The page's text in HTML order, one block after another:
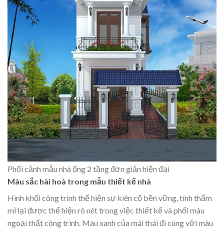
Phối cảnh mẫu nhà ống 2 tầng đơn giản hiện đại
Màu sắc hài hoà trong mẫu thiết kế nhà
Hình khối công trình thể hiện sự kiên cố bền vững, tính thẩm
mĩ lại được thể hiện rõ nét trong việc thiết kế và phối màu
ngoại thất công trình. Màu xanh của mái thái đi cùng với màu